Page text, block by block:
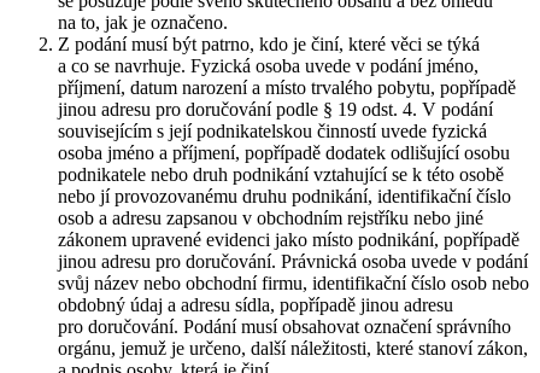
na to, jak je označeno.
Z podání musí být patrno, kdo je činí, které věci se týká
a co se navrhuje. Fyzická osoba uvede v podání jméno,
příjmení, datum narození a místo trvalého pobytu, popřípadě
jinou adresu pro doručování podle § 19 odst. 4. V podání
souvisejícím s její podnikatelskou činností uvede fyzická
osoba jméno a příjmení, popřípadě dodatek odlišující osobu
podnikatele nebo druh podnikání vztahující se k této osobě
nebo jí provozovanému druhu podnikání, identifikační číslo
osob a adresu zapsanou v obchodním rejstříku nebo jiné
zákonem upravené evidenci jako místo podnikání, popřípadě
jinou adresu pro doručování. Právnická osoba uvede v podání
svůj název nebo obchodní firmu, identifikační číslo osob nebo
obdobný údaj a adresu sídla, popřípadě jinou adresu
pro doručování. Podání musí obsahovat označení správního
orgánu, jemuž je určeno, další náležitosti, které stanoví zákon,